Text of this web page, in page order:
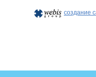
создание